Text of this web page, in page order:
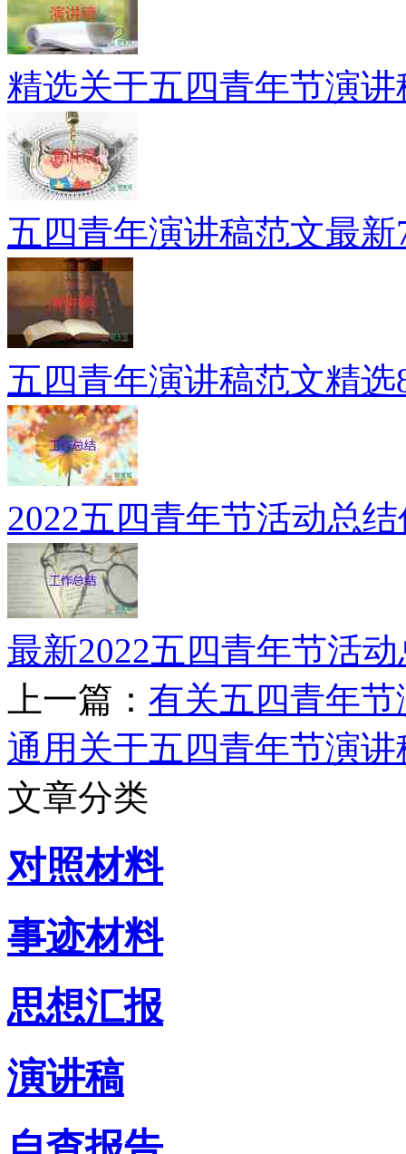
精选关于五四青年节演
五四青年演讲稿范文最新
五四青年演讲稿范文精选
2022五四青年节活动总
最新2022五四青年节活
上一篇： 有关五四青年
通用关于五四青年节演
文章分类
对照材料
事迹材料
思想汇报
演讲稿